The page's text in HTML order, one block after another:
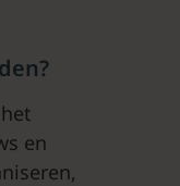
en